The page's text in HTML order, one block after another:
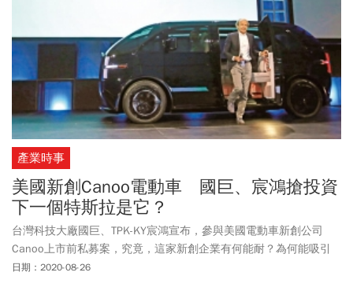
產業時事
美國新創Canoo電動車 國巨、宸鴻搶投資
下一個特斯拉是它？
台灣科技大廠國巨、TPK-KY宸鴻宣布，參與美國電動車新創公司
Canoo上市前私募案，究竟，這家新創企業有何能耐？為何能吸引
台灣供應鏈爭相投資？
日期：2020-08-26